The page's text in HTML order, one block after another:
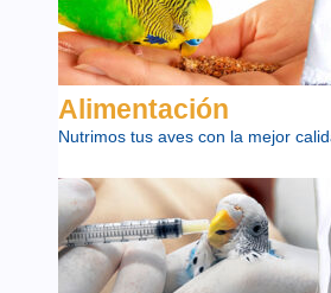
Alimentación
Nutrimos tus aves con la mejor